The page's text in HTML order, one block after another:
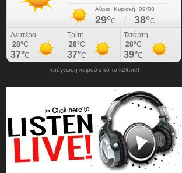
πρόγνωση καιρού από το k24.net